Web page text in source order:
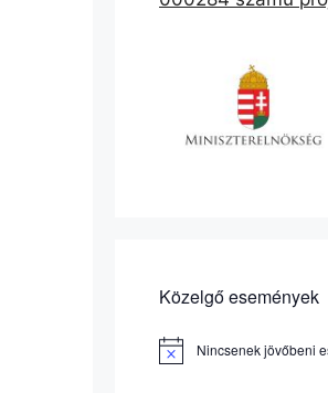
Közelgő események
N
Nincsenek jövőbeni